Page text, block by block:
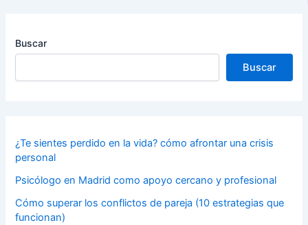
Buscar
Buscar
¿Te sientes perdido en la vida? cómo afrontar una crisis
personal
Psicólogo en Madrid como apoyo cercano y profesional
Cómo superar los conflictos de pareja (10 estrategias que
funcionan)